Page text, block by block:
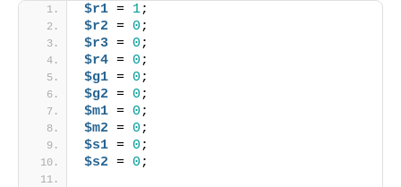
$r1 = 1;
$r2 = 0 ;
$r3 = 0 ;
$r4 = 0 ;
$g1 = 0 ;
$g2 = 0 ;
$m1 = 0 ;
$m2 = 0 ;
$s1 = 0 ;
$s2 = 0 ;